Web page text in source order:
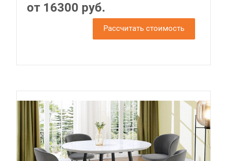
от 16300 руб.
Рассчитать стоимость